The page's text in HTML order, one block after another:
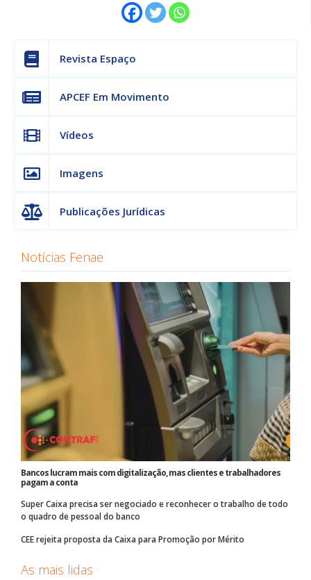
Revista Espaço
APCEF Em Movimento
Vídeos
Imagens
Publicações Jurídicas
Notícias Fenae
Bancos lucram mais com digitalização, mas clientes e trabalhadores
pagam a conta
Super Caixa precisa ser negociado e reconhecer o trabalho de todo
o quadro de pessoal do banco
CEE rejeita proposta da Caixa para Promoção por Mérito
As mais lidas